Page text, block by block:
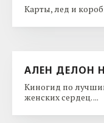
Карты, лед и
АЛЕН ДЕЛОН
Киногид по
женских сердец. ...